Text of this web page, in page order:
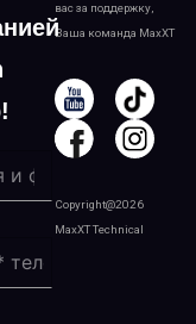
вас за поддержку,
Ваша команда MaxXT
Copyright@2026
MaxXT Technical